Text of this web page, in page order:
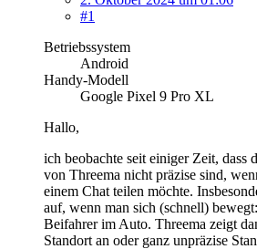
#1
Betriebssystem
Android
Handy-Modell
Google Pixel 9 Pro XL
Hallo,
ich beobachte seit einiger Zeit, dass
von Threema nicht präzise sind,
einem Chat teilen möchte.
auf, wenn man sich (schnell)
Beifahrer im Auto. Threema zeigt
Standort an oder ganz unpräzise